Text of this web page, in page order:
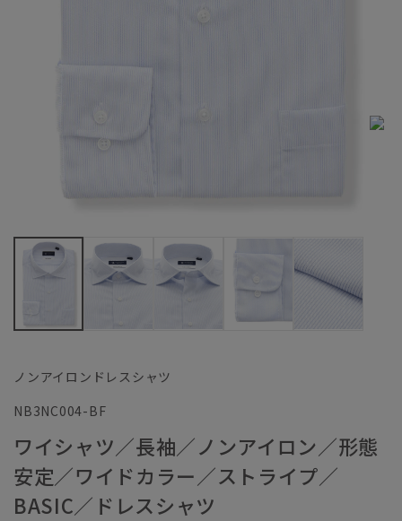
ノンアイロンドレスシャツ
NB3NC004-BF
ワイシャツ／長袖／ノンアイロン／形態
安定／ワイドカラー／ストライプ／
BASIC／ドレスシャツ